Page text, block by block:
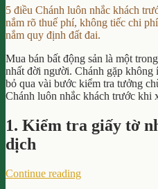
Không?”
5 điều Chánh luôn nhắc khách
nắm rõ thuế phí, không tiếc chi
nắm quy định đất đai.
Mua bán bất động sản là một
nhất đời người. Chánh gặp
bỏ qua vài bước kiểm tra tưởng
Chánh luôn nhắc khách trước khi
1. Kiểm tra giấy tờ
dịch
Continue reading“5